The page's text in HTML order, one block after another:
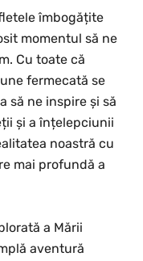
îmbogățite
momentul să ne
Cu toate că
fermecată se
să ne inspire și să
și a înțelepciunii
noastră cu
mai profundă a
a Mării
aventură